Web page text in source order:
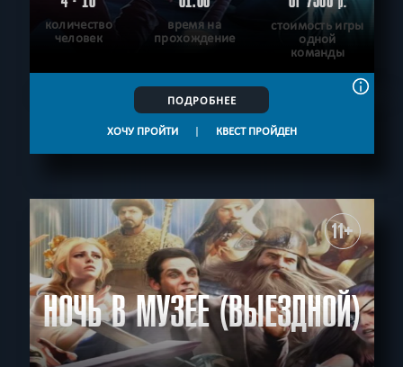
количество
человек
время на
прохождение
стоимость игры
одной
команды
ПОДРОБНЕЕ
ХОЧУ ПРОЙТИ | КВЕСТ ПРОЙДЕН
11+
НОЧЬ В МУЗЕЕ (ВЫЕЗДНОЙ)